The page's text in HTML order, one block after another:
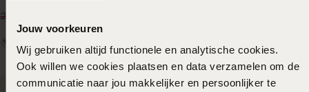
Jouw voorkeuren
Wij gebruiken altijd functionele en analytische cookies.
Ook willen we cookies plaatsen en data verzamelen om de
communicatie naar jou makkelijker en persoonlijker te
peach
24.99